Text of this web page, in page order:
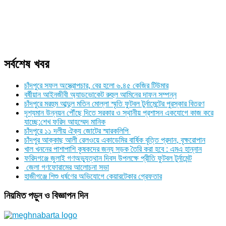
সর্বশেষ খবর
চাঁদপুরে সফল অস্ত্রোপচার, বের হলো ৬.৪৫ কেজির টিউমার
বর্ষীয়ান আইনজীবী অ্যাডভোকেট রুহুল আমিনের দাফন সম্পন্ন
চাঁদপুরে মরহুম আব্দুল মতিন মোল্লা স্মৃতি ফুটবল টুর্নামেন্টের পুরস্কার বিতরণ
দৃশ্যমান উন্নয়ন পৌঁছে দিতে সরকার ও স্থানীয় প্রশাসন একযোগে কাজ করে
যাচ্ছে:শেখ ফরিদ আহম্মেদ মানিক
চাঁদপুরে ১১ দলীয় ঐক্য জোটের স্মারকলিপি
চাঁদপুর আক্কাছ আলী রেলওয়ে একাডেমির বার্ষিক বৃত্তি প্রদান, বৃক্ষরোপান
খাল খননের পাশাপাশি কৃষকদের জন্য সড়ক তৈরি করা হবে : এমএ হান্নান
ফরিদগঞ্জে জুলাই গণঅভ্যুত্থান দিবস উপলক্ষে প্রীতি ফুটবল টুর্নামেন্ট
জেলা গণফোরামের আলোচনা সভা
হাজীগঞ্জে শিশু ধর্ষণের অভিযোগে কেয়ারটেকার গ্রেফতার
নিয়মিত পড়ুন ও বিজ্ঞাপন দিন